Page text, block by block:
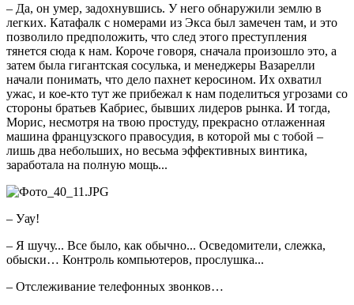
– Да, он умер, задохнувшись. У него обнаружили землю в
легких. Катафалк с номерами из Экса был замечен там, и это
позволило предположить, что след этого преступления
тянется сюда к нам. Короче говоря, сначала произошло это, а
затем была гигантская сосулька, и менеджеры Вазарелли
начали понимать, что дело пахнет керосином. Их охватил
ужас, и кое-кто тут же прибежал к нам поделиться угрозами со
стороны братьев Кабриес, бывших лидеров рынка. И тогда,
Морис, несмотря на твою простуду, прекрасно отлаженная
машина французского правосудия, в которой мы с тобой –
лишь два небольших, но весьма эффективных винтика,
заработала на полную мощь...
– Уау!
– Я шучу... Все было, как обычно... Осведомители, слежка,
обыски… Контроль компьютеров, прослушка...
– Отслеживание телефонных звонков…